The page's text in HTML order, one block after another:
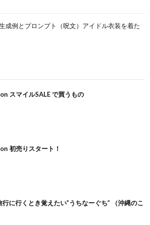
成例とプロンプト（呪文）アイドル衣装を着た
スマイルSALE で買うもの
初売りスタート！
行に行くとき覚えたい”うちなーぐち” （沖縄のこ